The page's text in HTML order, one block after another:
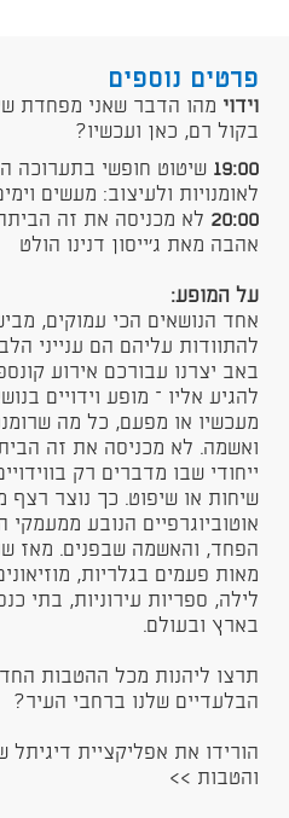
פרטים נוספים
וידוי מהו הדבר שאני מפחדת
בקול רם, כאן ועכשיו?
19:00 שיטוט חופשי בתערוכה
לאומנויות ולעיצוב: מעשים
20:00 לא מכניסה את זה
אהבה מאת ג'ייסון דנינו הולט
על המופע:
אחד הנושאים הכי עמוקים,
להתוודות עליהם הם ענייני
באב יצרנו עבורכם אירוע
להגיע אליו – מופע וידויים
מעכשיו או מפעם, כל מה
ואשמה. לא מכניסה את זה
ייחודי שבו מדברים רק
שיחות או שיפוט. כך נוצר
אוטוביוגרפיים הנובע
מאות פעמים בגלריות,
לילה, ספריות עירוניות, בתי
בארץ ובעולם.​
תרצו ליהנות מכל ההטבות
הבלעדיים שלנו ברחבי העיר?
הורידו את אפליקציית דיגיתל
והטבות >>